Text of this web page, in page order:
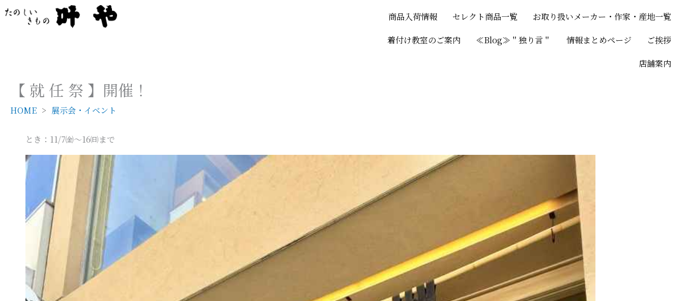
内
容
商品入荷情報 セレクト商品一覧
お取り扱いメーカー・作家・産地一覧
着付け教室のご案内
≪Blog≫＂独り言＂ 情報まとめページ
ご挨拶
店舗案内
【 就 任 祭 】開催！
HOME 展示会・イベント
とき：11/7㈮～16㈰まで